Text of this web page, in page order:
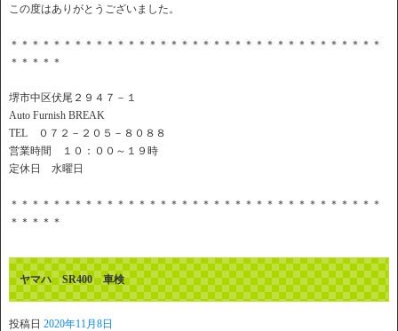
この度はありがとうございました。
＊＊＊＊＊＊＊＊＊＊＊＊＊＊＊＊＊＊＊＊＊＊＊＊＊＊＊＊＊＊＊＊＊＊＊
＊＊＊＊＊
堺市中区伏尾２９４７－１
Auto Furnish BREAK
TEL ０７２－２０５－８０８８
営業時間 １０：００～１９時
定休日 水曜日
＊＊＊＊＊＊＊＊＊＊＊＊＊＊＊＊＊＊＊＊＊＊＊＊＊＊＊＊＊＊＊＊＊＊＊
＊＊＊＊＊
ヤマハ SR400 車検
投稿日 2020年11月8日